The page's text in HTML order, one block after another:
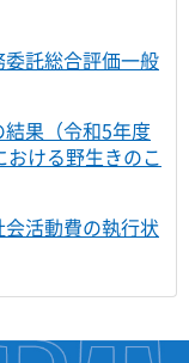
託総合評価一般
果（令和5年度
ける野生きのこ
活動費の執行状